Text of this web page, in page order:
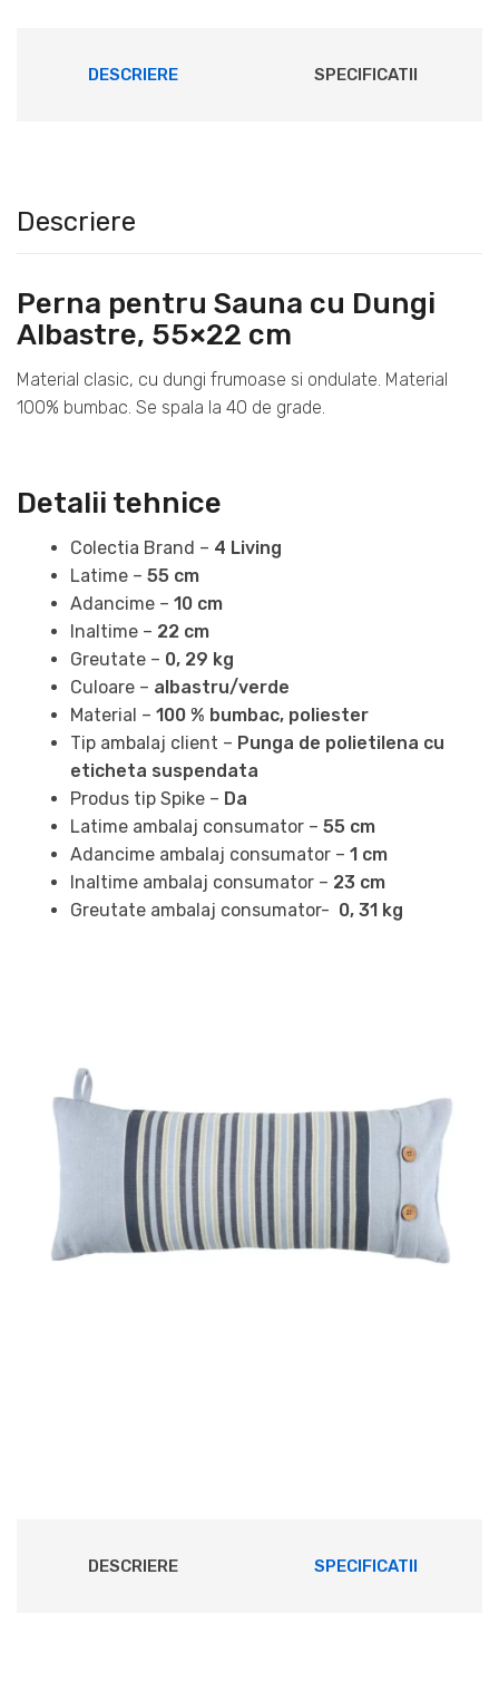
DESCRIERE SPECIFICATII
Descriere
Perna pentru Sauna cu Dungi
Albastre, 55×22 cm
Material clasic, cu dungi frumoase si ondulate. Material
100% bumbac. Se spala la 40 de grade.
Detalii tehnice
Colectia Brand – 4 Living
Latime – 55 cm
Adancime – 10 cm
Inaltime – 22 cm
Greutate – 0, 29 kg
Culoare – albastru/verde
Material – 100 % bumbac, poliester
Tip ambalaj client – Punga de polietilena cu
eticheta suspendata
Produs tip Spike – Da
Latime ambalaj consumator – 55 cm
Adancime ambalaj consumator – 1 cm
Inaltime ambalaj consumator – 23 cm
Greutate ambalaj consumator- 0, 31 kg
DESCRIERE SPECIFICATII